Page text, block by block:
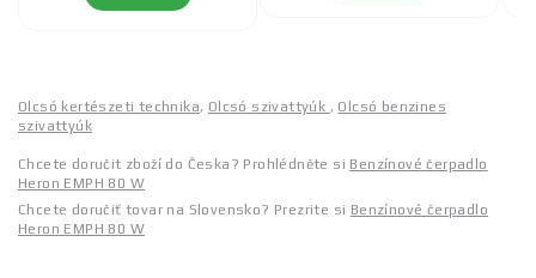
Olcsó kertészeti technika, Olcsó szivattyúk , Olcsó benzines
szivattyúk
Chcete doručit zboží do Česka? Prohlédněte si Benzínové čerpadlo
Heron EMPH 80 W
Chcete doručiť tovar na Slovensko? Prezrite si Benzínové čerpadlo
Heron EMPH 80 W